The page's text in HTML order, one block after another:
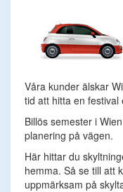
Våra kunder älskar
tid att hitta en
Billös semester i
planering på vägen.
Här hittar du
hemma. Så se till att
uppmärksam på